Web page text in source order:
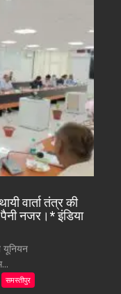
वार्ता तंत्र की
नजर।* इंडिया
यूनियन
समस्तीपुर